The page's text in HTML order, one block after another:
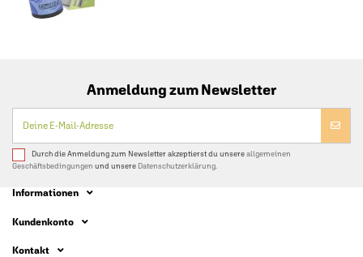
Anmeldung zum Newsletter
Durch die Anmeldung zum Newsletter akzeptierst du unsereallgemeinen
Geschäftsbedingungen und unsere Datenschutzerklärung.
Informationen
Kundenkonto
Kontakt